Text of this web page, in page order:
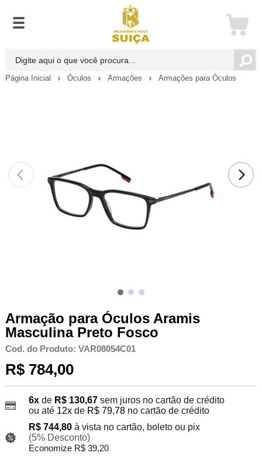
Página Inicial Óculos Armações Armações para Óculos
Armação para Óculos Aramis
Masculina Preto Fosco
Cod. do Produto: VAR08054C01
R$ 784,00
6xde R$ 130,67 sem juros no cartão de crédito
ou até 12xde R$ 79,78no cartão de crédito
R$ 744,80 à vista no cartão, boleto ou pix
(5% Desconto)
Economize R$ 39,20